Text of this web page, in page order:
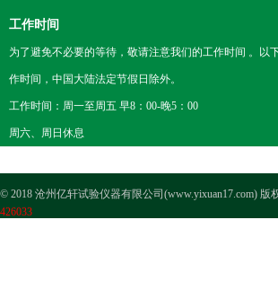
工作时间
为了避免不必要的等待，敬请注意我们的工作时间 。以
作时间，中国大陆法定节假日除外。
工作时间：周一至周五 早8：00-晚5：00
周六、周日休息
© 2018 沧州亿轩试验仪器有限公司(www.yixuan17.com) 版
426033